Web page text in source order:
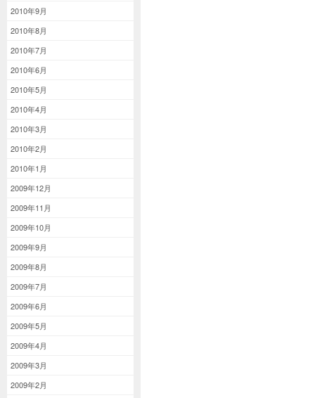
2010年9月
2010年8月
2010年7月
2010年6月
2010年5月
2010年4月
2010年3月
2010年2月
2010年1月
2009年12月
2009年11月
2009年10月
2009年9月
2009年8月
2009年7月
2009年6月
2009年5月
2009年4月
2009年3月
2009年2月